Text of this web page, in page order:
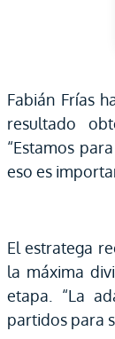
Fabián Frías
resultado
“Estamos
eso es
El estratega
la máxima
etapa. “La
partidos para